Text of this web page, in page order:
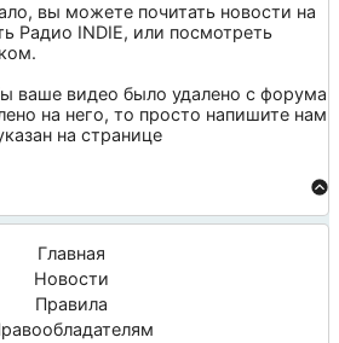
вы можете почитать новости на
Радио INDIE, или посмотреть
.
ваше видео было удалено с форума
на него, то просто напишите нам
на странице
Главная
Новости
Правила